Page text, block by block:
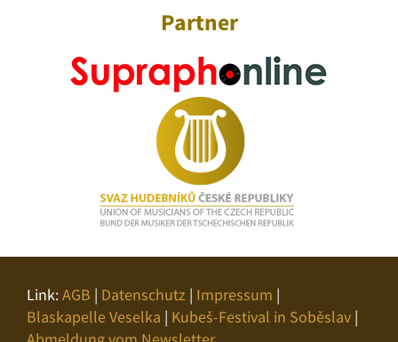
Partner
Link:AGB | Datenschutz | Impressum |
Blaskapelle Veselka | Kubeš-Festival in Soběslav |